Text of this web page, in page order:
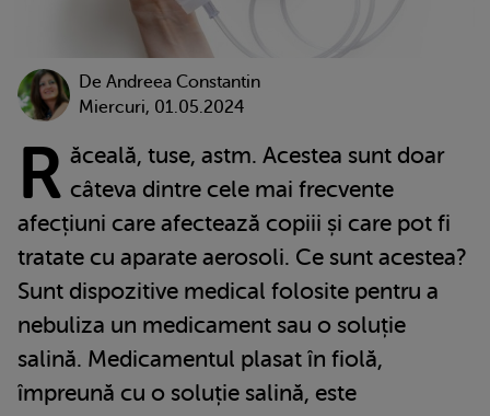
De Andreea Constantin
Miercuri, 01.05.2024
R ăceală, tuse, astm. Acestea sunt doar
câteva dintre cele mai frecvente
afecțiuni care afectează copiii și care pot fi
tratate cu aparate aerosoli. Ce sunt acestea?
Sunt dispozitive medical folosite pentru a
nebuliza un medicament sau o soluție
salină. Medicamentul plasat în fiolă,
împreună cu o soluție salină, este